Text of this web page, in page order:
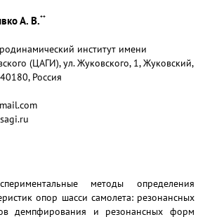
А. В.**
институт имени
(ЦАГИ), ул. Жуковского, 1, Жуковский,
Россия
методы определения
опор шасси самолета: резонансных
демпфирования и резонансных форм